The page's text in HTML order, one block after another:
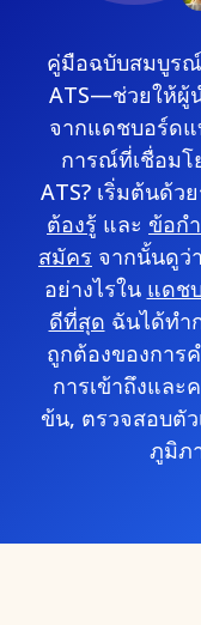
คู่มือฉบับสมบูรณ์
ATS—ช่วยให้ผู้
จากแดชบอร์ดแ
การณ์ที่เชื่อม
ATS? เริ่มต้นด้ว
ต้องรู้ และ ข้อก
สมัคร จากนั้นดูว่
อย่างไรใน แดช
ดีที่สุด ฉันได้ทำ
ถูกต้องของกา
การเข้าถึงและ
ข้น, ตรวจสอบตั
ภูมิภ